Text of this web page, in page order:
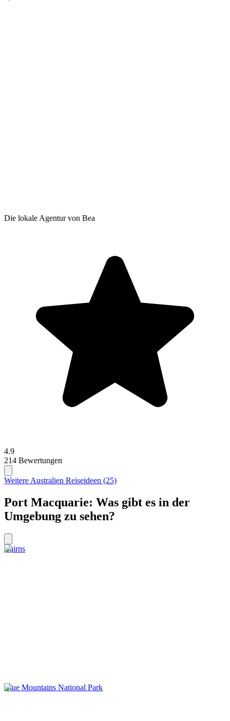
Die lokale Agentur von Bea
4.9
214 Bewertungen
Weitere Australien Reiseideen (25)
Port Macquarie: Was gibt es in der
Umgebung zu sehen?
Cairns
Blue Mountains National Park